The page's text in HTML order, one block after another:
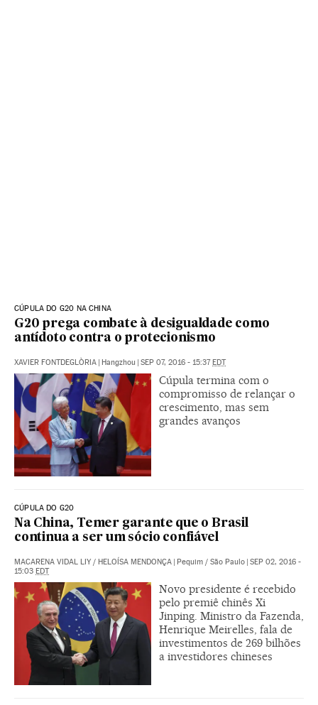
CÚPULA DO G20 NA CHINA
G20 prega combate à desigualdade como
antídoto contra o protecionismo
XAVIER FONTDEGLÒRIA Hangzhou SEP 07, 2016 - 15:37 EDT
Cúpula termina com o
compromisso de relançar o
crescimento, mas sem
grandes avanços
CÚPULA DO G20
Na China, Temer garante que o Brasil
continua a ser um sócio confiável
MACARENA VIDAL LIY / HELOÍSA MENDONÇA Pequim / São Paulo SEP 02, 2016 -
15:03 EDT
Novo presidente é recebido
pelo premiê chinês Xi
Jinping. Ministro da Fazenda,
Henrique Meirelles, fala de
investimentos de 269 bilhões
a investidores chineses